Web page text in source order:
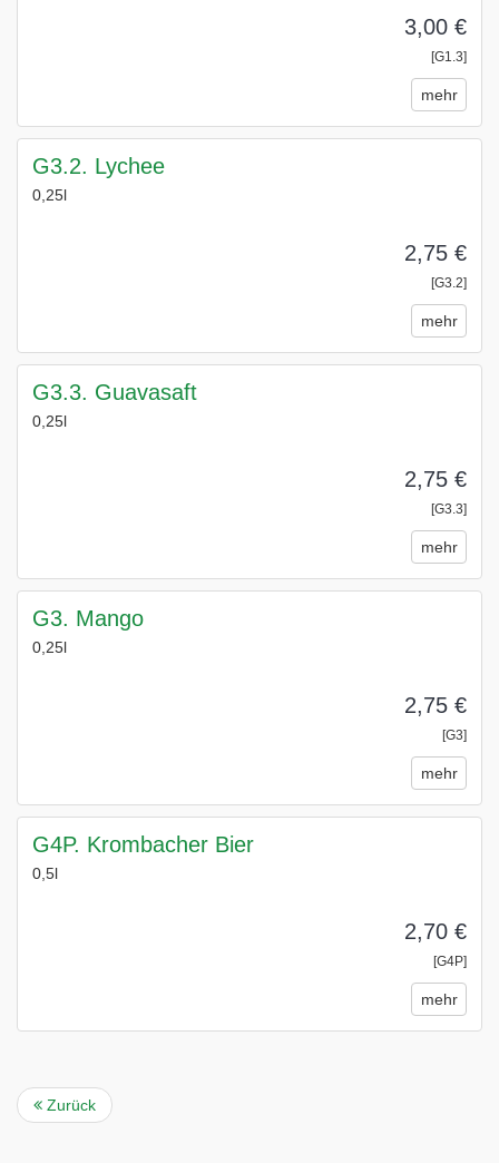
3,00 €
[G1.3]
mehr
G3.2. Lychee
0,25l
2,75 €
[G3.2]
mehr
G3.3. Guavasaft
0,25l
2,75 €
[G3.3]
mehr
G3. Mango
0,25l
2,75 €
[G3]
mehr
G4P. Krombacher Bier
0,5l
2,70 €
[G4P]
mehr
Zurück